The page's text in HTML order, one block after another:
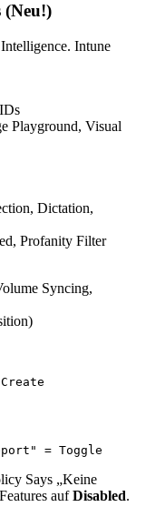
(Neu!)
Intune
Playground, Visual
Dictation,
Profanity Filter
Syncing,
Says „Keine
aufDisabled.